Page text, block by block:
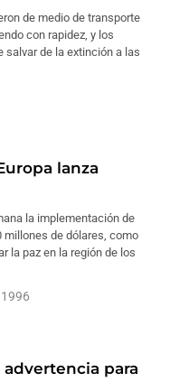
de medio de transporte
con rapidez, y los
salvar de la extinción a las
lanza
la implementación de
millones de dólares, como
la paz en la región de los
advertencia para